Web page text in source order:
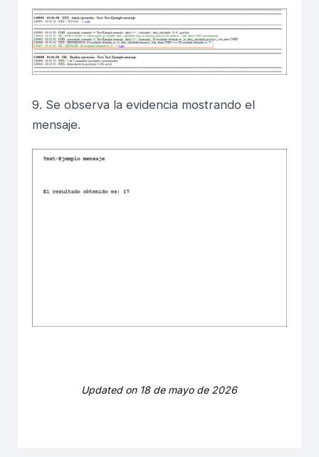
9. Se observa la evidencia mostrando el
mensaje.
Updated on 18 de mayo de 2026